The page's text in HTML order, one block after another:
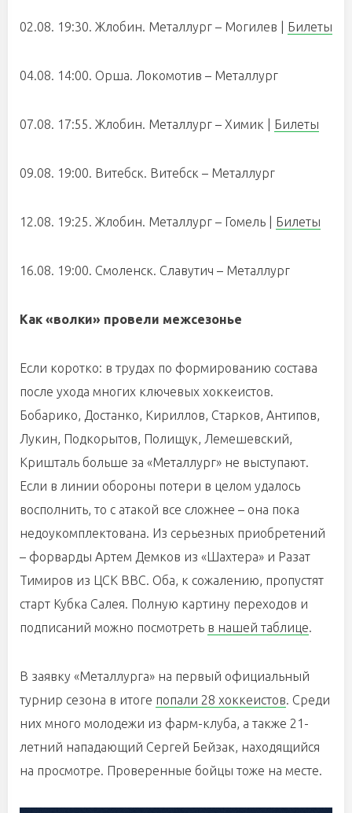
02.08. 19:30. Жлобин. Металлург – Могилев | Билеты
04.08. 14:00. Орша. Локомотив – Металлург
07.08. 17:55. Жлобин. Металлург – Химик | Билеты
09.08. 19:00. Витебск. Витебск – Металлург
12.08. 19:25. Жлобин. Металлург – Гомель | Билеты
16.08. 19:00. Смоленск. Славутич – Металлург
Как «волки» провели межсезонье
Если коротко: в трудах по формированию состава
после ухода многих ключевых хоккеистов.
Бобарико, Достанко, Кириллов, Старков, Антипов,
Лукин, Подкорытов, Полищук, Лемешевский,
Кришталь больше за «Металлург» не выступают.
Если в линии обороны потери в целом удалось
восполнить, то с атакой все сложнее – она пока
недоукомплектована. Из серьезных приобретений
– форварды Артем Демков из «Шахтера» и Разат
Тимиров из ЦСК ВВС. Оба, к сожалению, пропустят
старт Кубка Салея. Полную картину переходов и
подписаний можно посмотреть в нашей таблице.
В заявку «Металлурга» на первый официальный
турнир сезона в итоге попали 28 хоккеистов. Среди
них много молодежи из фарм-клуба, а также 21-
летний нападающий Сергей Бейзак, находящийся
на просмотре. Проверенные бойцы тоже на месте.